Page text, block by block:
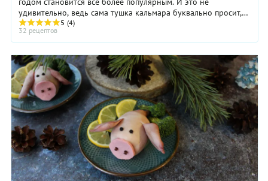
удивительно, ведь сама тушка кальмара буквально просит,
чтобы ее наполнили начинкой. Причем ...
5 (4)
32 рецептов